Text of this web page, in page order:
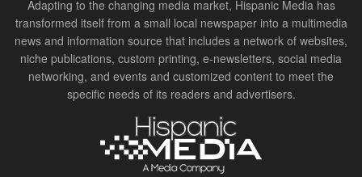
Adapting to the changing media market, Hispanic Media has
transformed itself from a small local newspaper into a multimedia
news and information source that includes a network of websites,
niche publications, custom printing, e-newsletters, social media
networking, and events and customized content to meet the
specific needs of its readers and advertisers.